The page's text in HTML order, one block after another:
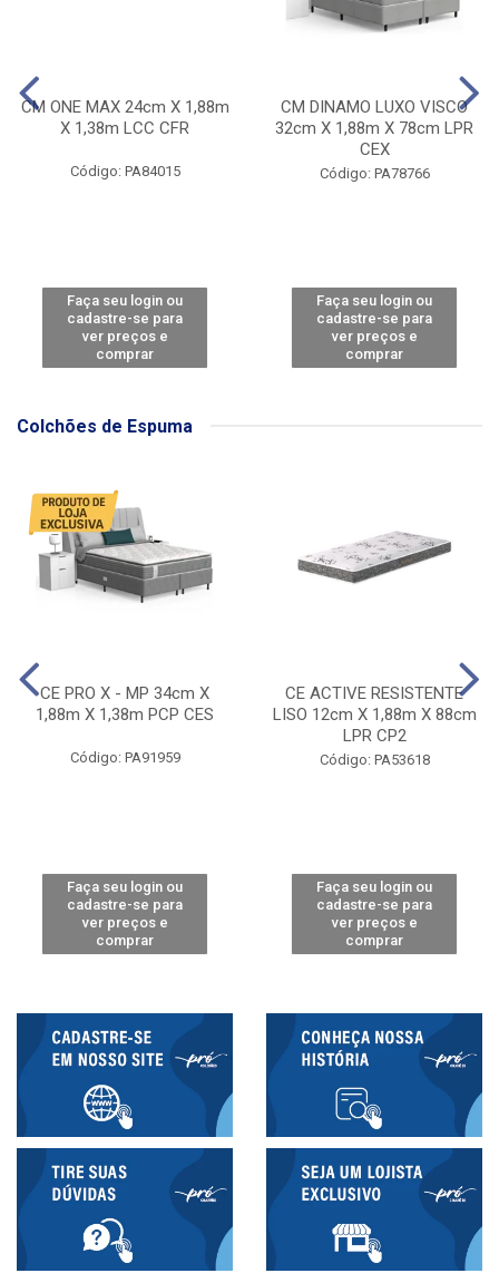
CM ONE MAX 24cm X 1,88m
X 1,38m LCC CFR
Código: PA84015
Faça seu login ou
cadastre-se para
ver preços e
comprar
CM DINAMO LUXO VISCO
32cm X 1,88m X 78cm LPR
CEX
Código: PA78766
Faça seu login ou
cadastre-se para
ver preços e
comprar
Colchões de Espuma
CE PRO X - MP 34cm X
1,88m X 1,38m PCP CES
Código: PA91959
Faça seu login ou
cadastre-se para
ver preços e
comprar
CE ACTIVE RESISTENTE
LISO 12cm X 1,88m X 88cm
LPR CP2
Código: PA53618
Faça seu login ou
cadastre-se para
ver preços e
comprar